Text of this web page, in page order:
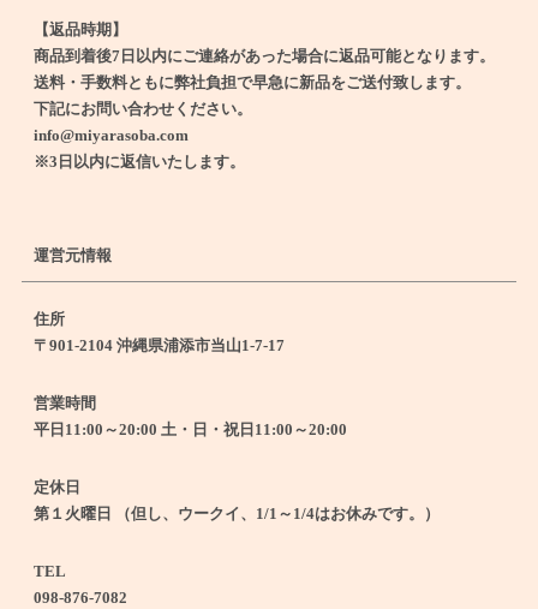
【返品時期】
商品到着後7日以内にご連絡があった場合に返品可能となります。
送料・手数料ともに弊社負担で早急に新品をご送付致します。
下記にお問い合わせください。
info@miyarasoba.com
※3日以内に返信いたします。
運営元情報
住所
〒901-2104 沖縄県浦添市当山1-7-17
営業時間
平日11:00～20:00 土・日・祝日11:00～20:00
定休日
第１火曜日 （但し、ウークイ、1/1～1/4はお休みです。）
TEL
098-876-7082